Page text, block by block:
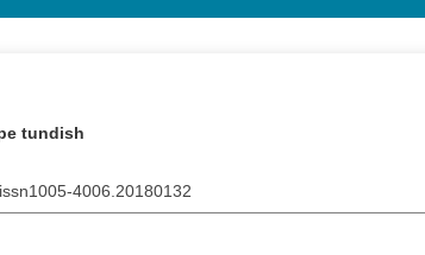
tundish
4006.20180132